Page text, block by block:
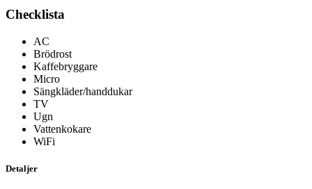
Checklista
AC
Brödrost
Kaffebryggare
Micro
Sängkläder/handdukar
TV
Ugn
Vattenkokare
WiFi
Detaljer